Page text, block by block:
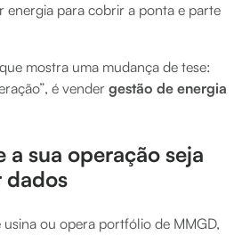
energia para cobrir a ponta e parte
mostra uma mudança de tese:
é vender gestão de energia
a sua operação seja
dados
ou opera portfólio de MMGD,